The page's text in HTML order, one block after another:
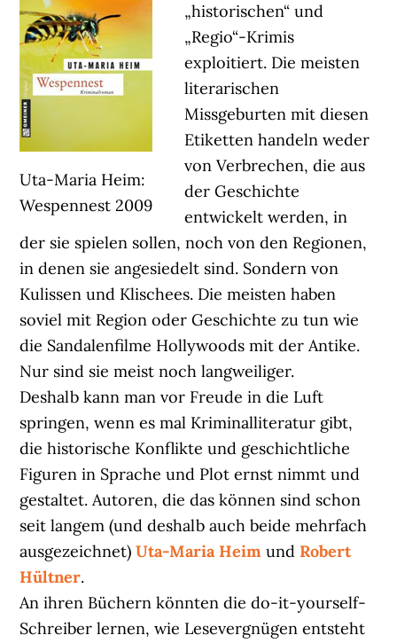
Uta-Maria Heim:
Wespennest 2009
„historischen“ und
„Regio“-Krimis
exploitiert. Die meisten
literarischen
Missgeburten mit diesen
Etiketten handeln weder
von Verbrechen, die aus
der Geschichte
entwickelt werden, in
der sie spielen sollen, noch von den Regionen,
in denen sie angesiedelt sind. Sondern von
Kulissen und Klischees. Die meisten haben
soviel mit Region oder Geschichte zu tun wie
die Sandalenfilme Hollywoods mit der Antike.
Nur sind sie meist noch langweiliger.
Deshalb kann man vor Freude in die Luft
springen, wenn es mal Kriminalliteratur gibt,
die historische Konflikte und geschichtliche
Figuren in Sprache und Plot ernst nimmt und
gestaltet. Autoren, die das können sind schon
seit langem (und deshalb auch beide mehrfach
ausgezeichnet)Uta-Maria Heim und Robert
Hültner.
An ihren Büchern könnten die do-it-yourself-
Schreiber lernen, wie Lesevergnügen entsteht